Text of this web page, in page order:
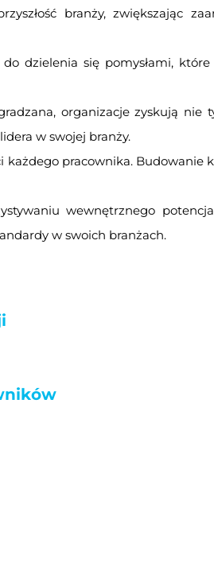
branży, zwiększając
dzielenia się pomysłami,
organizacje zyskują
w swojej branży.
pracownika.
wewnętrznego
w swoich branżach.